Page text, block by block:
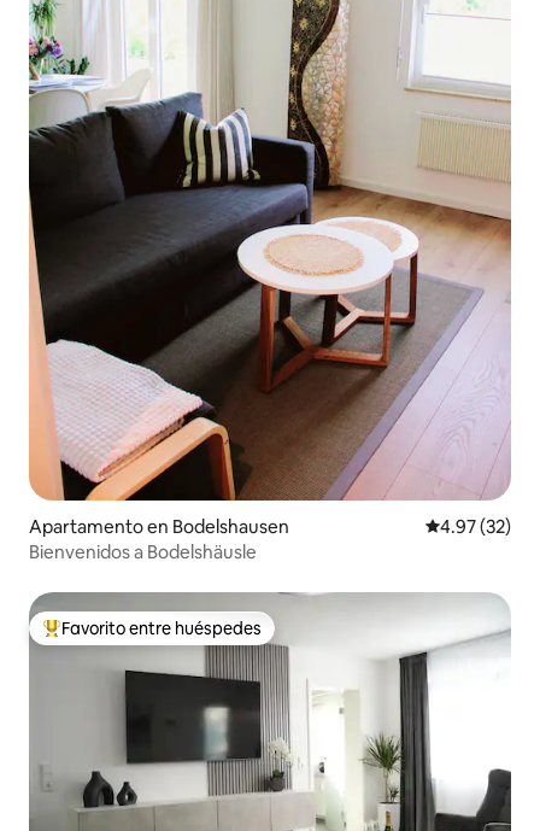
Apartamento en Bodelshausen Calificación
4.97 (32)
Bienvenidos a Bodelshäusle
Favorito entre huéspedes preferido
Favorito entre huéspedes